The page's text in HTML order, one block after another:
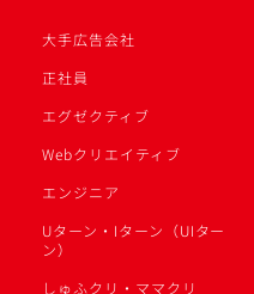
大手広告会社
正社員
エグゼクティブ
Webクリエイティブ
エンジニア
Uターン・Iターン（UIター
ン）
しゅふクリ・ママクリ